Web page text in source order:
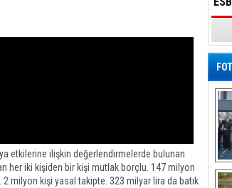
etkilerine ilişkin değerlendirmelerde bulunan
her iki kişiden bir kişi mutlak borçlu. 147 milyon
2 milyon kişi yasal takipte. 323 milyar lira da batık